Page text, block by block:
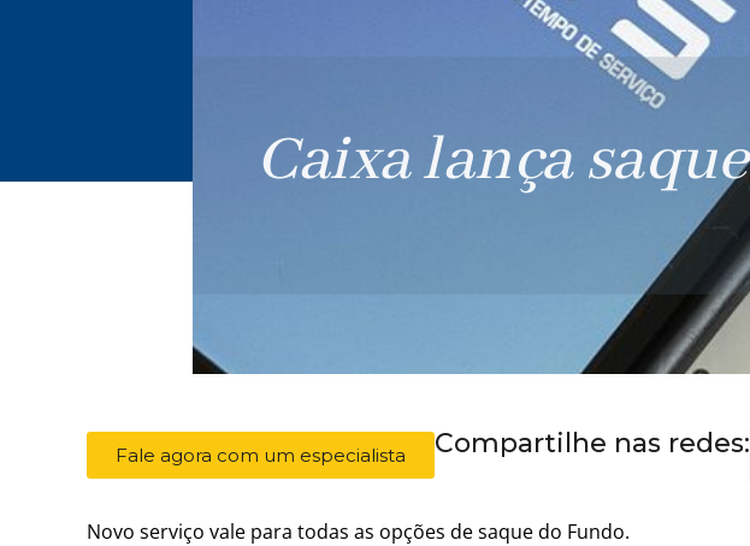
Fale agora com um especialista Compartilhe nas redes:
Novo serviço vale para todas as opções de saque do Fundo.